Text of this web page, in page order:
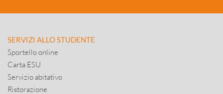
SERVIZI ALLO STUDENTE
Sportello online
Carta ESU
Servizio abitativo
Ristorazione